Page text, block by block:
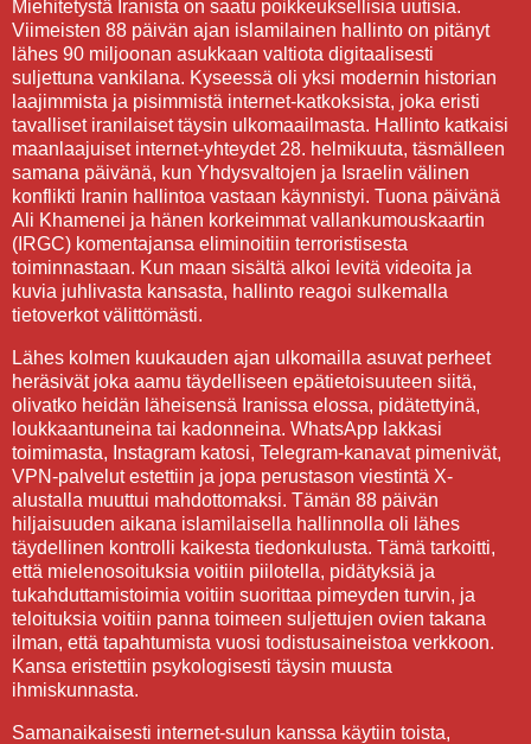
Miehitetystä Iranista on saatu poikkeuksellisia uutisia.
Viimeisten 88 päivän ajan islamilainen hallinto on pitänyt
lähes 90 miljoonan asukkaan valtiota digitaalisesti
suljettuna vankilana. Kyseessä oli yksi modernin historian
laajimmista ja pisimmistä internet-katkoksista, joka eristi
tavalliset iranilaiset täysin ulkomaailmasta. Hallinto katkaisi
maanlaajuiset internet-yhteydet 28. helmikuuta, täsmälleen
samana päivänä, kun Yhdysvaltojen ja Israelin välinen
konflikti Iranin hallintoa vastaan käynnistyi. Tuona päivänä
Ali Khamenei ja hänen korkeimmat vallankumouskaartin
(IRGC) komentajansa eliminoitiin terroristisesta
toiminnastaan. Kun maan sisältä alkoi levitä videoita ja
kuvia juhlivasta kansasta, hallinto reagoi sulkemalla
tietoverkot välittömästi.
Lähes kolmen kuukauden ajan ulkomailla asuvat perheet
heräsivät joka aamu täydelliseen epätietoisuuteen siitä,
olivatko heidän läheisensä Iranissa elossa, pidätettyinä,
loukkaantuneina tai kadonneina. WhatsApp lakkasi
toimimasta, Instagram katosi, Telegram-kanavat pimenivät,
VPN-palvelut estettiin ja jopa perustason viestintä X-
alustalla muuttui mahdottomaksi. Tämän 88 päivän
hiljaisuuden aikana islamilaisella hallinnolla oli lähes
täydellinen kontrolli kaikesta tiedonkulusta. Tämä tarkoitti,
että mielenosoituksia voitiin piilotella, pidätyksiä ja
tukahduttamistoimia voitiin suorittaa pimeyden turvin, ja
teloituksia voitiin panna toimeen suljettujen ovien takana
ilman, että tapahtumista vuosi todistusaineistoa verkkoon.
Kansa eristettiin psykologisesti täysin muusta
ihmiskunnasta.
Samanaikaisesti internet-sulun kanssa käytiin toista,